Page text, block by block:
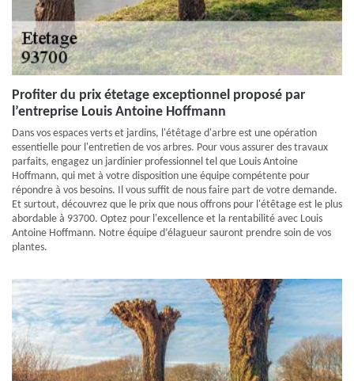
Profiter du prix étetage exceptionnel proposé par
l’entreprise Louis Antoine Hoffmann
Dans vos espaces verts et jardins, l'étêtage d'arbre est une opération
essentielle pour l'entretien de vos arbres. Pour vous assurer des travaux
parfaits, engagez un jardinier professionnel tel que Louis Antoine
Hoffmann, qui met à votre disposition une équipe compétente pour
répondre à vos besoins. Il vous suffit de nous faire part de votre demande.
Et surtout, découvrez que le prix que nous offrons pour l'étêtage est le plus
abordable à 93700. Optez pour l'excellence et la rentabilité avec Louis
Antoine Hoffmann. Notre équipe d’élagueur sauront prendre soin de vos
plantes.